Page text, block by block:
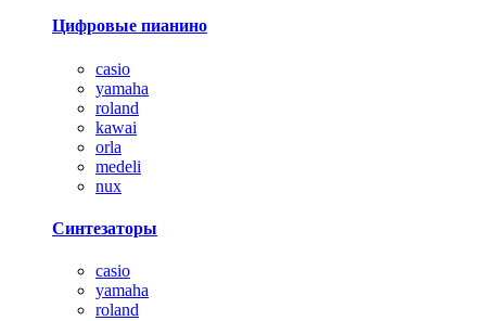
Цифровые пианино
casio
yamaha
roland
kawai
orla
medeli
nux
Синтезаторы
casio
yamaha
roland